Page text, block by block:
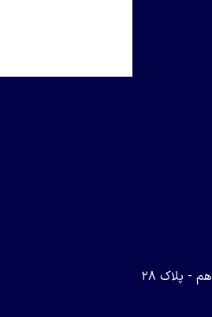
تهران - ولنجک - نبش خیابان چهاردهم - پلاک ۲۸